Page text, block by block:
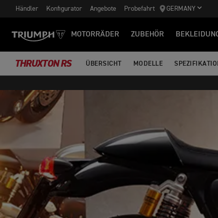
Händler Konfigurator Angebote Probefahrt GERMANY
MOTORRÄDER ZUBEHÖR
THRUXTON RS ÜBERSICHT MODELLE